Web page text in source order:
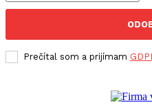
Prečítal som a prijímam